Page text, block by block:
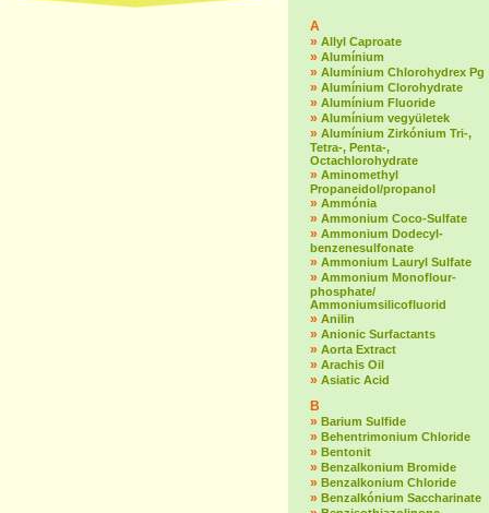
A
» Allyl Caproate
» Alumínium
» Alumínium Chlorohydrex Pg
» Alumínium Clorohydrate
» Alumínium Fluoride
» Alumínium vegyületek
» Alumínium Zirkónium Tri-,
Tetra-, Penta-,
Octachlorohydrate
» Aminomethyl
Propaneidol/propanol
» Ammónia
» Ammonium Coco-Sulfate
» Ammonium Dodecyl-
benzenesulfonate
» Ammonium Lauryl Sulfate
» Ammonium Monoflour-
phosphate/
Ammoniumsilicofluorid
» Anilin
» Anionic Surfactants
» Aorta Extract
» Arachis Oil
» Asiatic Acid
B
» Barium Sulfide
» Behentrimonium Chloride
» Bentonit
» Benzalkonium Bromide
» Benzalkonium Chloride
» Benzalkónium Saccharinate